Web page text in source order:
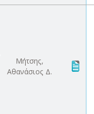
Μήτσης,
Αθανάσιος Δ.